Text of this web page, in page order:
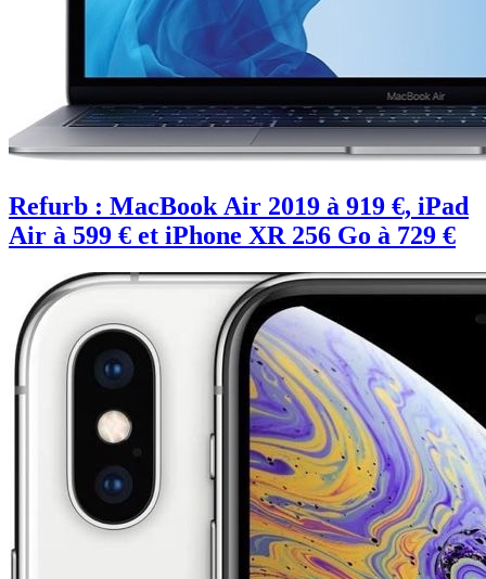
Refurb : MacBook Air 2019 à 919 €, iPad
Air à 599 € et iPhone XR 256 Go à 729 €